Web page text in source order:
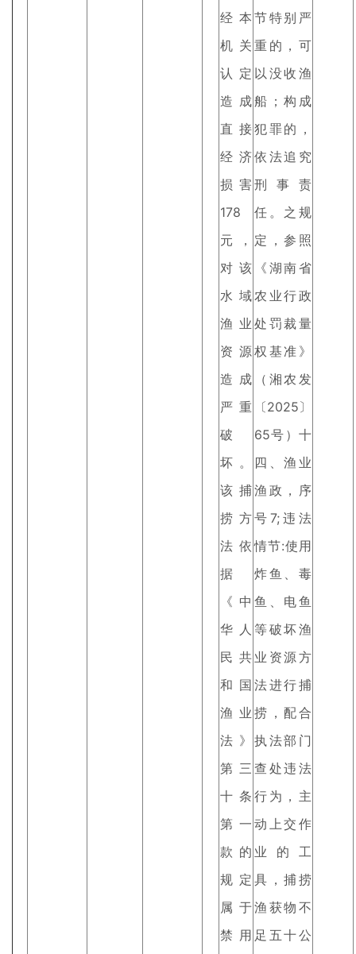
经本
机关
认定
造成
直接
经济
损害
178
元，
对该
水域
渔业
资源
造成
严重
破
坏。
该捕
捞方
法依
据
《中
华人
民共
和国
渔业
法》
第三
十条
第一
款的
规定
属于
禁用
节特别严
重的，可
以没收渔
船；构成
犯罪的，
依法追究
刑事责
任。之规
定，参照
《湖南省
农业行政
处罚裁量
权基准》
（湘农发
〔2025〕
65号）十
四、渔业
渔政，序
号7;违法
情节:使用
炸鱼、毒
鱼、电鱼
等破坏渔
业资源方
法进行捕
捞，配合
执法部门
查处违法
行为，主
动上交作
业的工
具，捕捞
渔获物不
足五十公